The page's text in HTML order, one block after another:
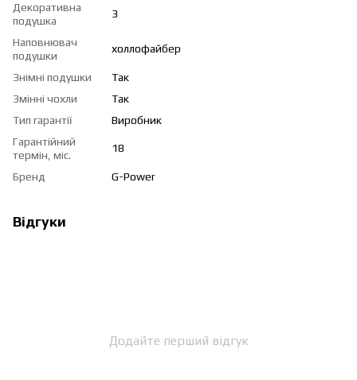
Декоративна
подушка
3
Наповнювач
подушки
холлофайбер
Знімні подушки
Так
Змінні чохли
Так
Тип гарантії
Виробник
Гарантійний
термін, міс.
18
Бренд G-Power
Відгуки
Додайте перший відгук